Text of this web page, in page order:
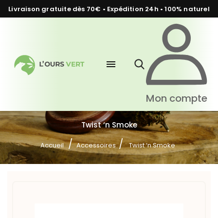
Livraison gratuite dès 70€ • Expédition 24h • 100% naturel
menu
Mon compte
Twist ‘n Smoke
Accueil Accessoires Twist ‘n Smoke